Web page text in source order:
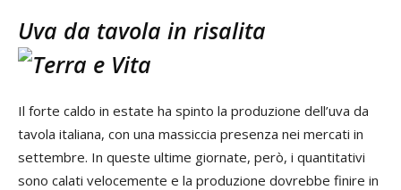
Uva da tavola in risalita
Il forte caldo in estate ha spinto la produzione dell’uva da
tavola italiana, con una massiccia presenza nei mercati in
settembre. In queste ultime giornate, però, i quantitativi
sono calati velocemente e la produzione dovrebbe finire in